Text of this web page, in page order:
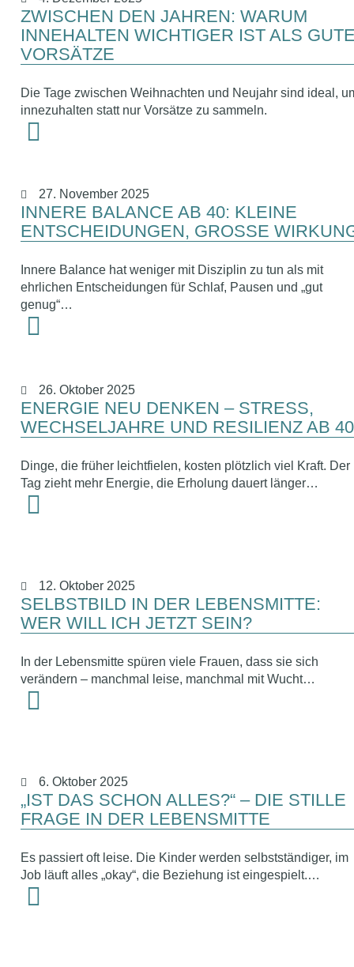
ZWISCHEN DEN JAHREN: WARUM
INNEHALTEN WICHTIGER IST ALS
VORSÄTZE
Die Tage zwischen Weihnachten und Neujahr sind ideal,
innezuhalten statt nur Vorsätze zu sammeln.
27. November 2025
INNERE BALANCE AB 40: KLEINE
ENTSCHEIDUNGEN, GROSSE WIRKUNG
Innere Balance hat weniger mit Disziplin zu tun als mit
ehrlichen Entscheidungen für Schlaf, Pausen und „gut
genug“…
26. Oktober 2025
ENERGIE NEU DENKEN – STRESS,
WECHSELJAHRE UND RESILIENZ AB 40
Dinge, die früher leichtfielen, kosten plötzlich viel Kraft. Der
Tag zieht mehr Energie, die Erholung dauert länger…
12. Oktober 2025
SELBSTBILD IN DER LEBENSMITTE:
WER WILL ICH JETZT SEIN?
In der Lebensmitte spüren viele Frauen, dass sie sich
verändern – manchmal leise, manchmal mit Wucht…
6. Oktober 2025
„IST DAS SCHON ALLES?“ – DIE STILLE
FRAGE IN DER LEBENSMITTE
Es passiert oft leise. Die Kinder werden selbstständiger, im
Job läuft alles „okay“, die Beziehung ist eingespielt.…